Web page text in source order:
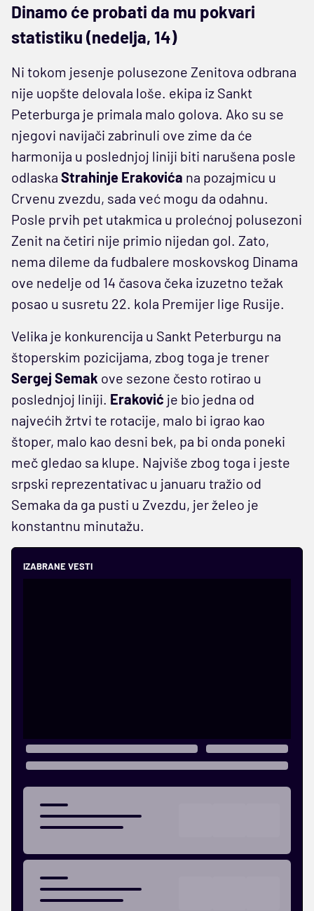
Dinamo će probati da mu pokvari
statistiku (nedelja, 14)
Ni tokom jesenje polusezone Zenitova odbrana
nije uopšte delovala loše. ekipa iz Sankt
Peterburga je primala malo golova. Ako su se
njegovi navijači zabrinuli ove zime da će
harmonija u poslednjoj liniji biti narušena posle
odlaska Strahinje Erakovića na pozajmicu u
Crvenu zvezdu, sada već mogu da odahnu.
Posle prvih pet utakmica u prolećnoj polusezoni
Zenit na četiri nije primio nijedan gol. Zato,
nema dileme da fudbalere moskovskog Dinama
ove nedelje od 14 časova čeka izuzetno težak
posao u susretu 22. kola Premijer lige Rusije.
Velika je konkurencija u Sankt Peterburgu na
štoperskim pozicijama, zbog toga je trener
Sergej Semak ove sezone često rotirao u
poslednjoj liniji. Eraković je bio jedna od
najvećih žrtvi te rotacije, malo bi igrao kao
štoper, malo kao desni bek, pa bi onda poneki
meč gledao sa klupe. Najviše zbog toga i jeste
srpski reprezentativac u januaru tražio od
Semaka da ga pusti u Zvezdu, jer želeo je
konstantnu minutažu.
IZABRANE VESTI